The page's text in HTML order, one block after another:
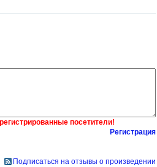
посетители!
Регистрация
Подписаться на отзывы о произведении